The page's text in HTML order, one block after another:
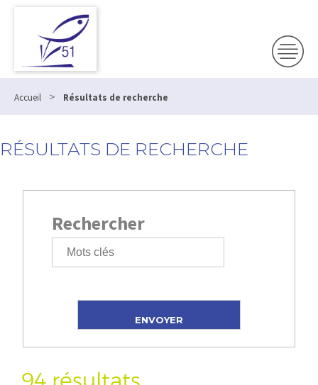
Accueil > Résultats de recherche
RÉSULTATS DE RECHERCHE
Rechercher